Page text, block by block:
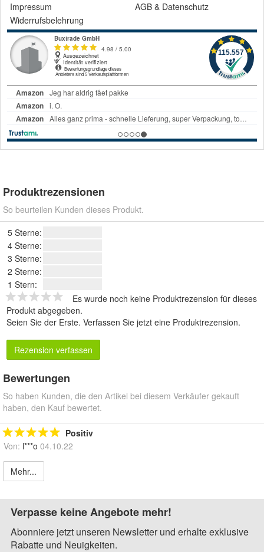
Impressum
AGB & Datenschutz
Widerrufsbelehrung
Produktrezensionen
So beurteilen Kunden dieses Produkt.
5 Sterne:
4 Sterne:
3 Sterne:
2 Sterne:
1 Stern:
Es wurde noch keine Produktrezension für dieses
Produkt abgegeben.
Seien Sie der Erste. Verfassen Sie jetzt eine Produktrezension.
Rezension verfassen
Bewertungen
So haben Kunden, die den Artikel bei diesem Verkäufer gekauft
haben, den Kauf bewertet.
Positiv
Von: l***o 04.10.22
Mehr...
Verpasse keine Angebote mehr!
Abonniere jetzt unseren Newsletter und erhalte exklusive
Rabatte und Neuigkeiten.